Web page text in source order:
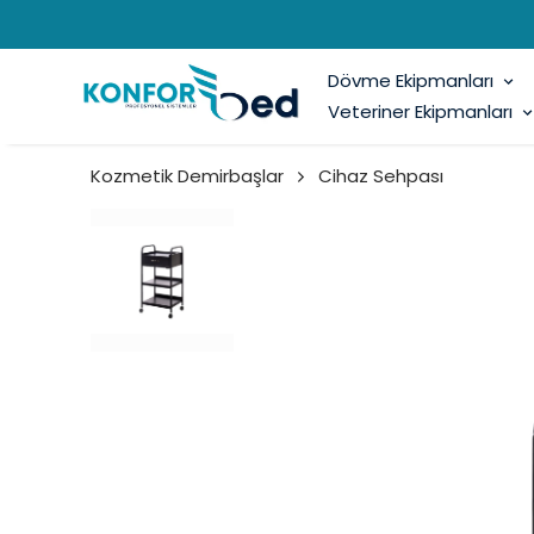
Dövme Ekipmanları
Veteriner Ekipmanları
Kozmetik Demirbaşlar Cihaz Sehpası